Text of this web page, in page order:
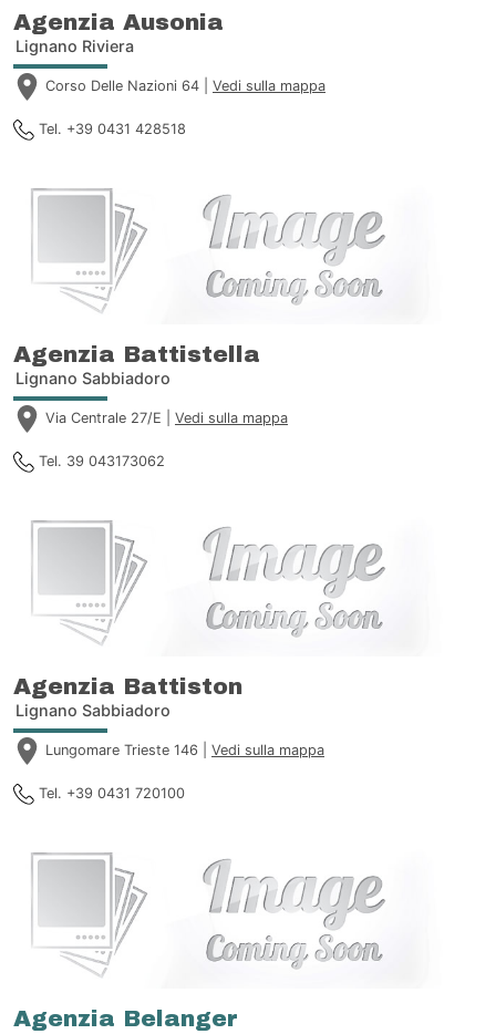
Agenzia Ausonia
Lignano Riviera
Corso Delle Nazioni 64 | Vedi sulla mappa
Tel. +39 0431 428518
Agenzia Battistella
Lignano Sabbiadoro
Via Centrale 27/E | Vedi sulla mappa
Tel. 39 043173062
Agenzia Battiston
Lignano Sabbiadoro
Lungomare Trieste 146 | Vedi sulla mappa
Tel. +39 0431 720100
Agenzia Belanger